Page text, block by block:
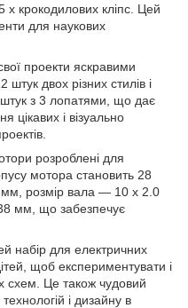
x крокодилових кліпс. Цей
для наукових
проекти яскравими
двох різних стилів і
штук з 3 лопатями, що дає
цікавих і візуально
розроблені для
мотора становить 28
мм, розмір вала — 10 x 2.0
мм, що забезпечує
набір для електричних
щоб експериментувати і
схем. Це також чудовий
і дизайну в